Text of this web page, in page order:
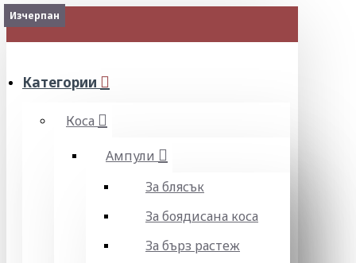
МЕНЮ
Категории
Коса
Ампули
За блясък
За боядисана коса
За бърз растеж
Изчерпан